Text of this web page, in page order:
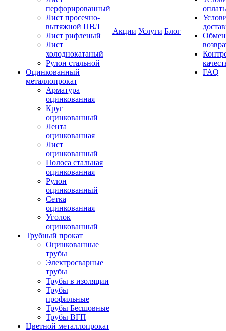
перфорированный
Лист просечно-
вытяжной ПВЛ
Лист рифленый
Лист
холоднокатаный
Рулон стальной
Оцинкованный
металлопрокат
Арматура
оцинкованная
Круг
оцинкованный
Лента
оцинкованная
Лист
оцинкованный
Полоса стальная
оцинкованная
Рулон
оцинкованный
Сетка
оцинкованная
Уголок
оцинкованный
Трубный прокат
Оцинкованные
трубы
Электросварные
трубы
Трубы в изоляции
Трубы
профильные
Трубы Бесшовные
Трубы ВГП
Цветной металлопрокат
Акции Услуги Блог
FAQ